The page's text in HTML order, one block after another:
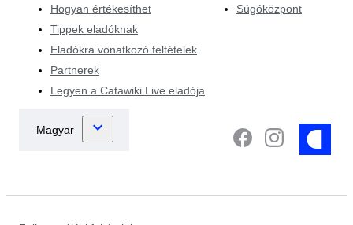
Hogyan értékesíthet
Tippek eladóknak
Eladókra vonatkozó feltételek
Partnerek
Legyen a Catawiki Live eladója
Súgóközpont